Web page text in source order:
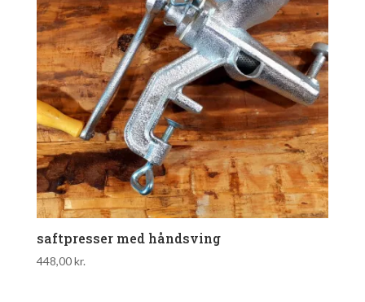
saftpresser med håndsving
448,00kr.